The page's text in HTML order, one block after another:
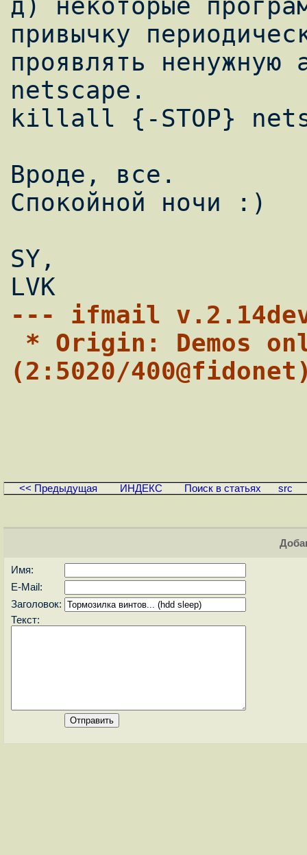
д) некоторые
привычку
проявлять ненужную
netscape.
killall {-STOP}
Вроде, все.
Спокойной ночи :)
SY,
--- ifmail
(2:5020/
<< Предыдущая ИНДЕКС Поиск в статьях src
Имя:
E-Mail:
Заголовок:
Текст: